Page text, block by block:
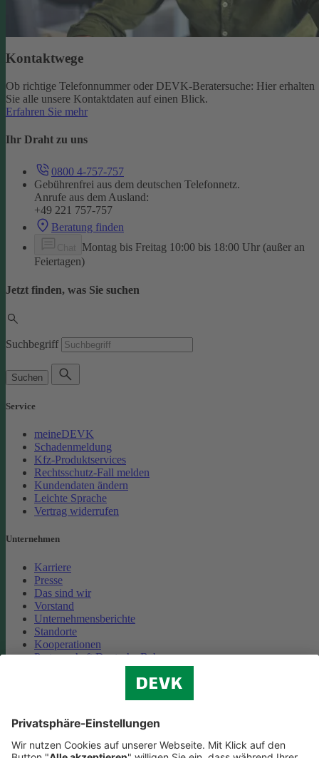
Kontaktwege
Ob richtige Telefonnummer oder DEVK-Beratersuche: Hier erhalten
Sie alle unsere Kontaktdaten auf einen Blick.
Erfahren Sie mehr
Ihr Draht zu uns
0800 4-757-757
Gebührenfrei aus dem deutschen Telefonnetz.
Anrufe aus dem Ausland:
+49 221 757-757
Beratung finden
Montag bis Freitag 10:00 bis 18:00 Uhr (außer an
Feiertagen)
Jetzt finden, was Sie suchen
Suchbegriff
Suchen
Service
meineDEVK
Schadenmeldung
Kfz-Produktservices
Rechtsschutz-Fall melden
Kundendaten ändern
Leichte Sprache
Vertrag widerrufen
Unternehmen
Karriere
Presse
Das sind wir
Vorstand
Unternehmensberichte
Standorte
Kooperationen
Partnerschaft Deutsche Bahn